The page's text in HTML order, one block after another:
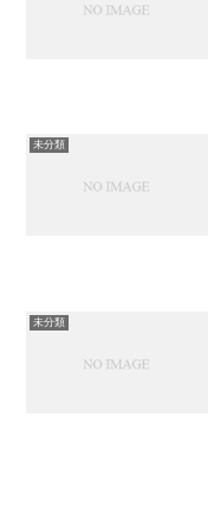
未分類
未分類